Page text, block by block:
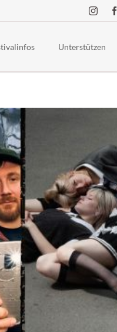
of Conduct
Unterstützen